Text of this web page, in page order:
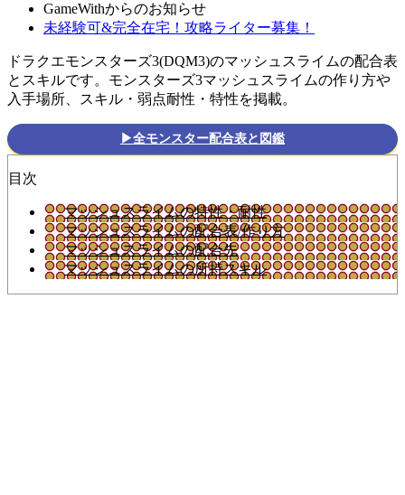
GameWithからのお知らせ
未経験可&完全在宅！攻略ライター募集！
ドラクエモンスターズ3(DQM3)のマッシュスライムの配合表
とスキルです。モンスターズ3マッシュスライムの作り方や
入手場所、スキル・弱点耐性・特性を掲載。
▶全モンスター配合表と図鑑
目次
マッシュスライムの特性・耐性
マッシュスライムの配合表/作り方
マッシュスライムの配合先
マッシュスライムの所持スキル